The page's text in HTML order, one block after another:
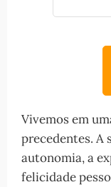
Vivemos em
precedentes. A
autonomia, a
felicidade